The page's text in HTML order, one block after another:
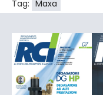
Tag: Maxa